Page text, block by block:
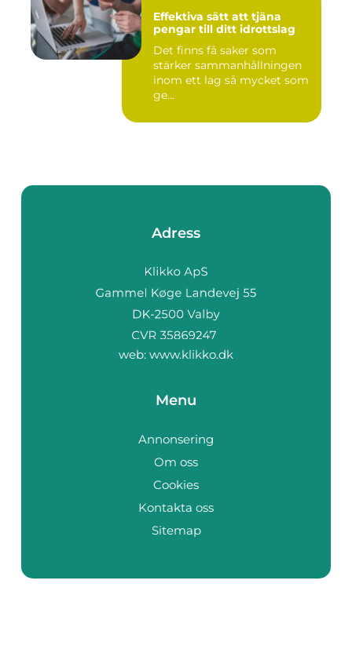
Effektiva sätt att tjäna
pengar till ditt idrottslag
Det finns få saker som
stärker sammanhållningen
inom ett lag så mycket som
ge...
Adress
web: www.klikko.dk
Menu
Annonsering
Om oss
Cookies
Kontakta oss
Sitemap